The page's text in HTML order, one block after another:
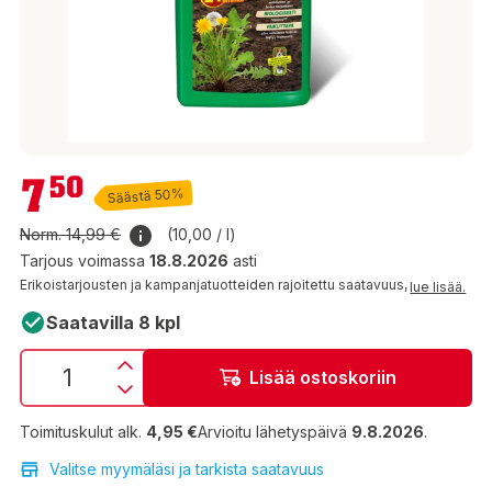
7,50 €
750 Säästä 50%
Norm.14,99 €
(10,00 / l)
Tarjous voimassa 18.8.2026 asti
Erikoistarjousten ja kampanjatuotteiden rajoitettu saatavuus,lue lisää.
Saatavilla 8 kpl
Lisää ostoskoriin
Toimituskulut alk. 4,95 €Arvioitu lähetyspäivä 9.8.2026.
Valitse myymäläsi ja tarkista saatavuus